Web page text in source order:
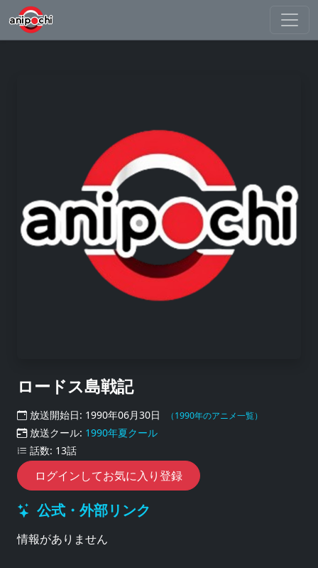
ロードス島戦記
放送開始日: 1990年06月30日 （1990年のアニメ一覧）
放送クール: 1990年夏クール
話数: 13話
ログインしてお気に入り登録
公式・外部リンク
情報がありません